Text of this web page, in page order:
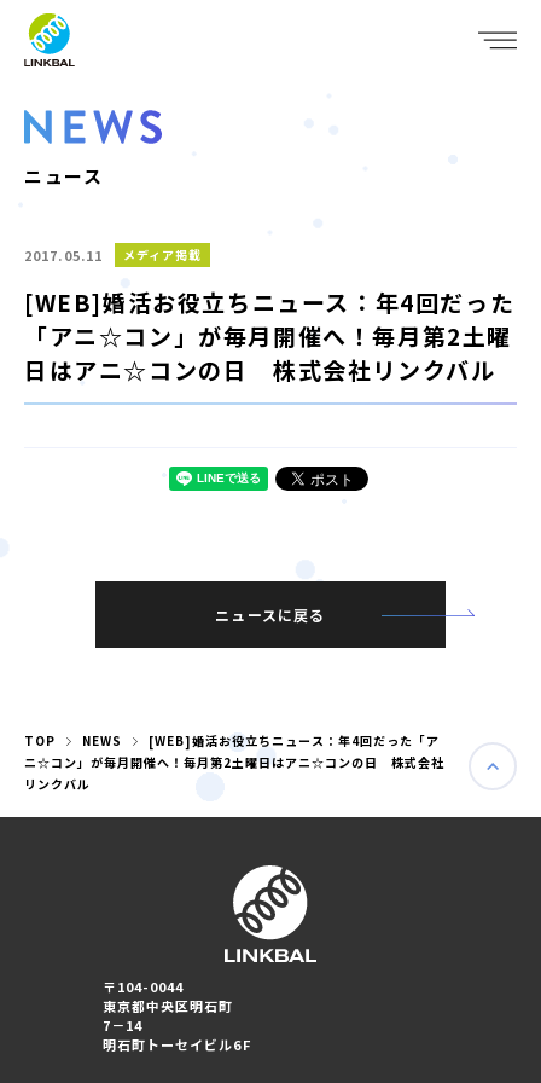
WHO WE ARE
SERVICE
IR
RECRUIT
NEWS
婚活パーティー（東京）
婚活パーティー（大阪）
PRIVACY POLICY
JP
ニュース
2017.05.11 メディア掲載
[WEB]婚活お役立ちニュース：年4回だった
「アニ☆コン」が毎月開催へ！毎月第2土曜
日はアニ☆コンの日 株式会社リンクバル
ニュースに戻る
TOP NEWS
[WEB]婚活お役立ちニュース：年4回だった「ア
ニ☆コン」が毎月開催へ！毎月第2土曜日はアニ☆コンの日 株式会社
リンクバル
〒104-0044
東京都中央区明石町
7－14
明石町トーセイビル6F